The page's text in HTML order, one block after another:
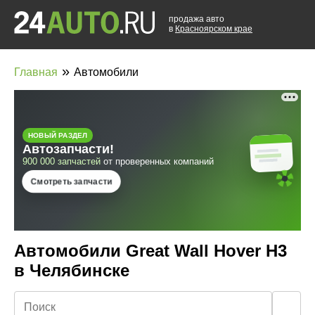
продажа авто
в Красноярском крае
Главная » Автомобили
Автомобили Great Wall Hover H3
в Челябинске